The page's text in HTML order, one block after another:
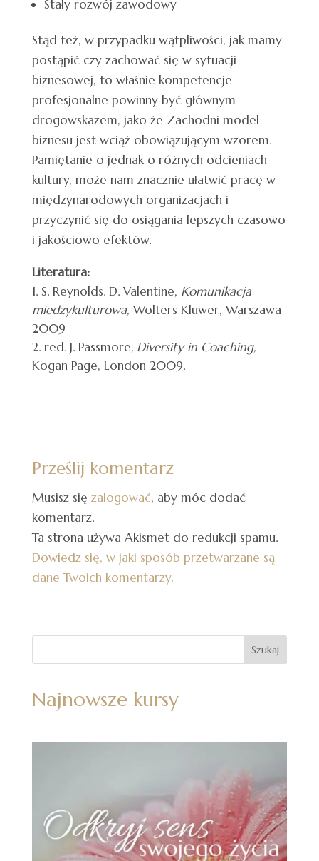
Stały rozwój zawodowy
Stąd też, w przypadku wątpliwości, jak mamy
postąpić czy zachować się w sytuacji
biznesowej, to właśnie kompetencje
profesjonalne powinny być głównym
drogowskazem, jako że Zachodni model
biznesu jest wciąż obowiązującym wzorem.
Pamiętanie o jednak o różnych odcieniach
kultury, może nam znacznie ułatwić pracę w
międzynarodowych organizacjach i
przyczynić się do osiągania lepszych czasowo
i jakościowo efektów.
Literatura:
S. Reynolds. D. Valentine, Komunikacja
miedzykulturowa, Wolters Kluwer, Warszawa
2009
red. J. Passmore, Diversity in Coaching,
Kogan Page, London 2009.
Prześlij komentarz
Musisz się zalogować, aby móc dodać
komentarz.
Ta strona używa Akismet do redukcji spamu.
Dowiedz się, w jaki sposób przetwarzane są
dane Twoich komentarzy.
Najnowsze kursy